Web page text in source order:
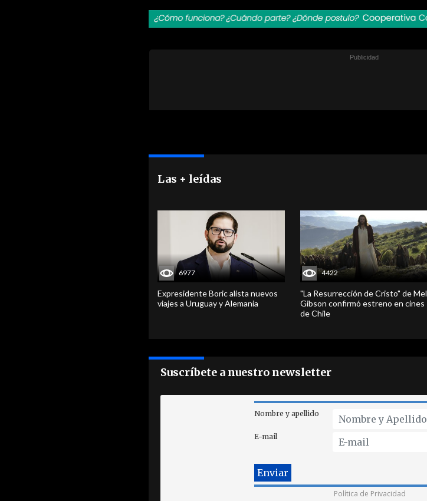
Las + leídas
6977
Expresidente Boric alista nuevos
viajes a Uruguay y Alemania
4422
"La Resurrección de Cristo" de Mel
Gibson confirmó estreno en cines
de Chile
Suscríbete a nuestro newsletter
Nombre y apellido
E-mail
Política de Privacidad